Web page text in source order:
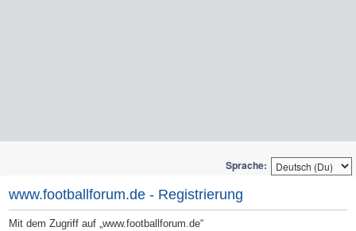
Sprache:
www.footballforum.de - Registrierung
Mit dem Zugriff auf „www.footballforum.de“